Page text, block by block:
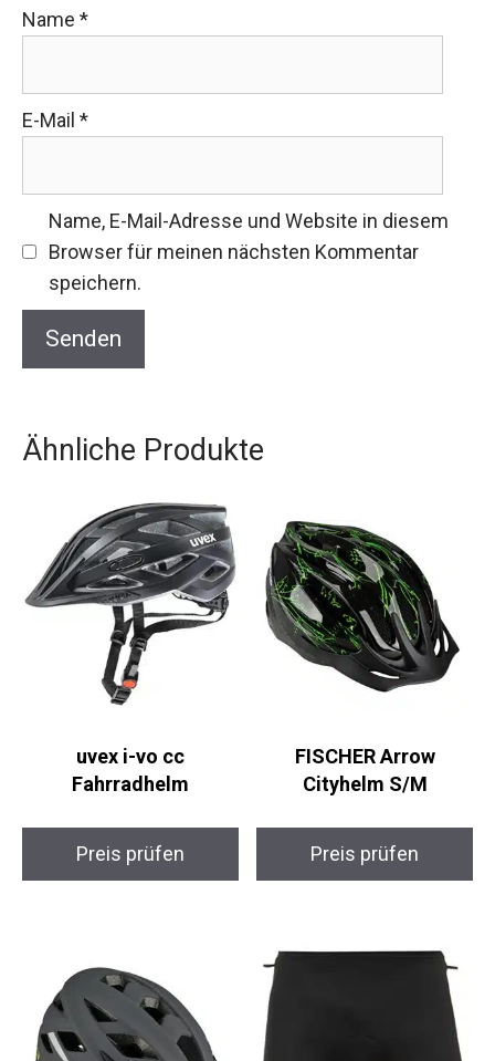
Name *
E-Mail *
Name, E-Mail-Adresse und Website in diesem
Browser für meinen nächsten Kommentar
speichern.
Ähnliche Produkte
uvex i-vo cc
Fahrradhelm
Preis prüfen
FISCHER Arrow
Cityhelm S/M
Preis prüfen